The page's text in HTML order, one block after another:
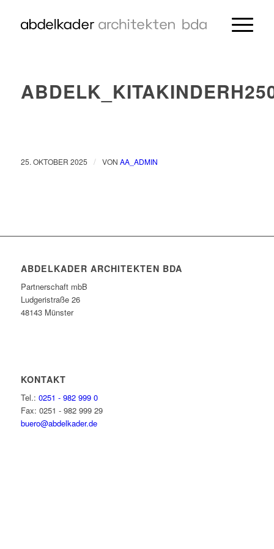
25. OKTOBER 2025 / VON AA_ADMIN
ABDELKADER ARCHITEKTEN BDA
Partnerschaft mbB
Ludgeristraße 26
48143 Münster
KONTAKT
Tel.: 0251 - 982 999 0
Fax: 0251 - 982 999 29
buero@abdelkader.de